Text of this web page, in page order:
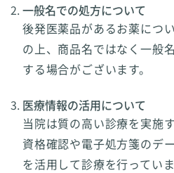
一般名での処方について
後発医薬品があるお薬につ
の上、商品名ではなく一般
する場合がございます。
医療情報の活用について
当院は質の高い診療を実施
資格確認や電子処方箋のデ
を活用して診療を行っていま